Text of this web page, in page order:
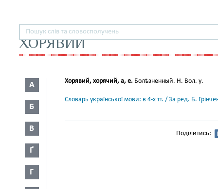
ХОРЯВИЙ
А
Б
В
Ґ
Г
Хорявий, хорячий, а, е. Болѣзненный. Н. Вол. у.
Словарь української мови: в 4-х тт. / За ред. Б.
Поділитись: